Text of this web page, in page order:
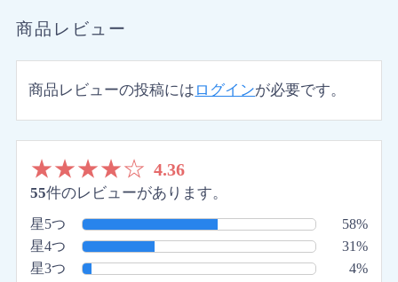
商品レビュー
商品レビューの投稿には ログインが必要です。
★★★★☆ 4.36
55件のレビューがあります。
星5つ
58%
星4つ
31%
星3つ
4%